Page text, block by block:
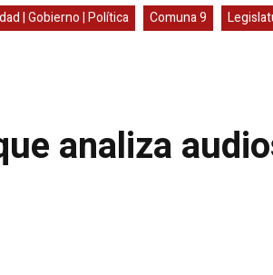
| Gobierno | Política Comuna 9
analiza